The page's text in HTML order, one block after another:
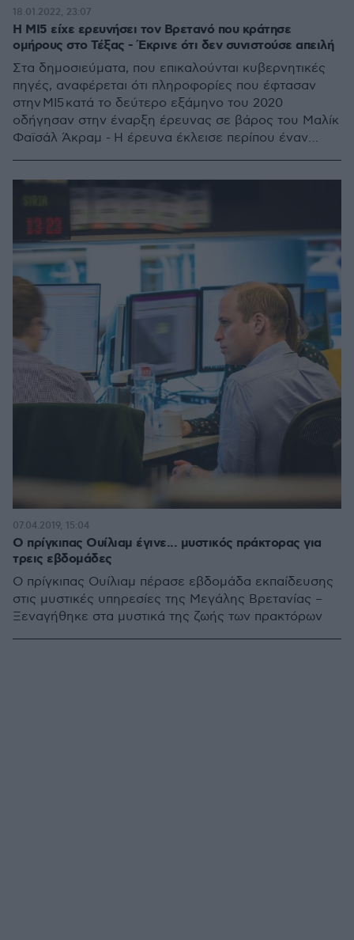
Η MI5 είχε ερευνήσει τον Βρετανό που κράτησε
ομήρους στο Τέξας - Έκρινε ότι δεν συνιστούσε απειλή
Στα δημοσιεύματα, που επικαλούνται κυβερνητικές
πηγές, αναφέρεται ότι πληροφορίες που έφτασαν
στην MI5 κατά το δεύτερο εξάμηνο του 2020
οδήγησαν στην έναρξη έρευνας σε βάρος του Μαλίκ
Φαϊσάλ Άκραμ - Η έρευνα έκλεισε περίπου έναν
18.01.2022, 23:07
Ο πρίγκιπας Ουίλιαμ έγινε... μυστικός πράκτορας για
τρεις εβδομάδες
Ο πρίγκιπας Ουίλιαμ πέρασε εβδομάδα εκπαίδευσης
στις μυστικές υπηρεσίες της Μεγάλης Βρετανίας –
Ξεναγήθηκε στα μυστικά της ζωής των πρακτόρων
07.04.2019, 15:04